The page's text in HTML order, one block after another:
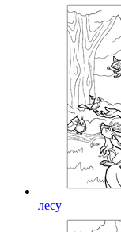
лесу